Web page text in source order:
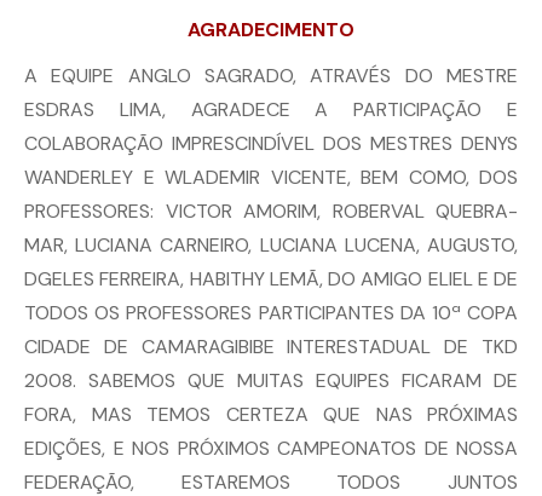
AGRADECIMENTO
A EQUIPE ANGLO SAGRADO, ATRAVÉS DO MESTRE
ESDRAS LIMA, AGRADECE A PARTICIPAÇÃO E
COLABORAÇÃO IMPRESCINDÍVEL DOS MESTRES DENYS
WANDERLEY E WLADEMIR VICENTE, BEM COMO, DOS
PROFESSORES: VICTOR AMORIM, ROBERVAL QUEBRA-
MAR, LUCIANA CARNEIRO, LUCIANA LUCENA, AUGUSTO,
DGELES FERREIRA, HABITHY LEMÃ, DO AMIGO ELIEL E DE
TODOS OS PROFESSORES PARTICIPANTES DA 10ª COPA
CIDADE DE CAMARAGIBIBE INTERESTADUAL DE TKD
2008. SABEMOS QUE MUITAS EQUIPES FICARAM DE
FORA, MAS TEMOS CERTEZA QUE NAS PRÓXIMAS
EDIÇÕES, E NOS PRÓXIMOS CAMPEONATOS DE NOSSA
FEDERAÇÃO, ESTAREMOS TODOS JUNTOS